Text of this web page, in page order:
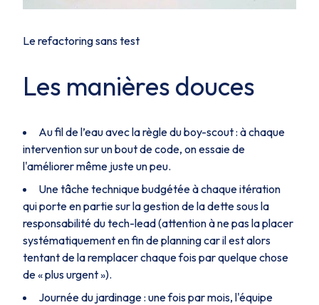
Le refactoring sans test
Les manières douces
Au fil de l’eau avec la règle du boy-scout : à chaque
intervention sur un bout de code, on essaie de
l'améliorer même juste un peu.
Une tâche technique budgétée à chaque itération
qui porte en partie sur la gestion de la dette sous la
responsabilité du tech-lead (attention à ne pas la placer
systématiquement en fin de planning car il est alors
tentant de la remplacer chaque fois par quelque chose
de « plus urgent »).
Journée du jardinage : une fois par mois, l'équipe